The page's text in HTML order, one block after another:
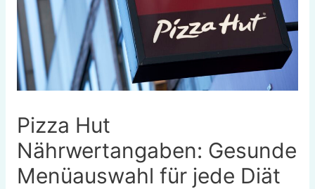
Pizza Hut
Nährwertangaben: Gesunde
Menüauswahl für jede Diät